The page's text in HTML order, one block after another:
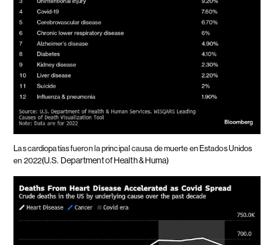
Las cardiopatías fueron la principal causa de muerte en Estados Unidos
en 2022(U.S. Department of Health & Huma)